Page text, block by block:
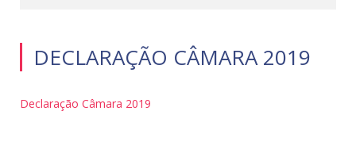
DECLARAÇÃO CÂMARA 2019
Declaração Câmara 2019